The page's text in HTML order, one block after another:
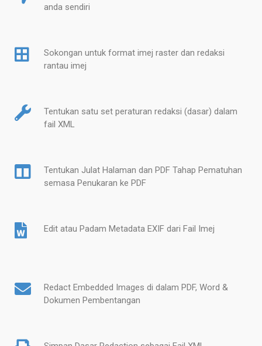
anda sendiri
Sokongan untuk format imej raster dan redaksi
rantau imej
Tentukan satu set peraturan redaksi (dasar) dalam
fail XML
Tentukan Julat Halaman dan PDF Tahap Pematuhan
semasa Penukaran ke PDF
Edit atau Padam Metadata EXIF dari Fail Imej
Redact Embedded Images di dalam PDF, Word &
Dokumen Pembentangan